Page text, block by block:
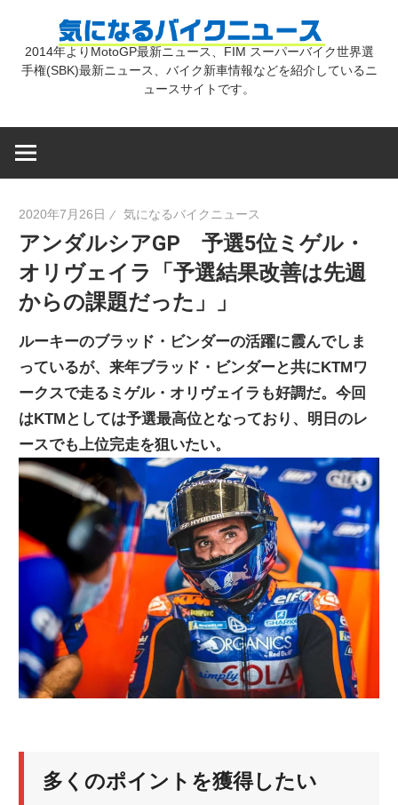
気
バ
ク
ニ
ュ
ー
ス
2014年よりMotoGP最新ニュース、FIM スーパーバイク世界選
手権(SBK)最新ニュース、バイク新車情報などを紹介しているニ
ュースサイトです。
2020年7月26日 気になるバイクニュース
アンダルシアGP 予選5位ミゲル・
オリヴェイラ「予選結果改善は先週
からの課題だった」」
ルーキーのブラッド・ビンダーの活躍に霞んでしま
っているが、来年ブラッド・ビンダーと共にKTMワ
ークスで走るミゲル・オリヴェイラも好調だ。今回
はKTMとしては予選最高位となっており、明日のレ
ースでも上位完走を狙いたい。
多くのポイントを獲得したい